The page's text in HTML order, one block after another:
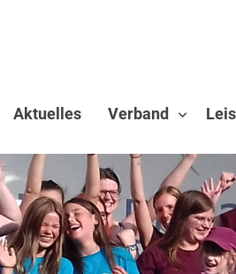
Aktuelles Verband